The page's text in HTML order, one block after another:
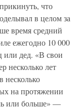
что
в целом за
время средний
ежегодно 10 000
или дед. «В свои
несколько лет
несколько
на протяжении
или больше» —